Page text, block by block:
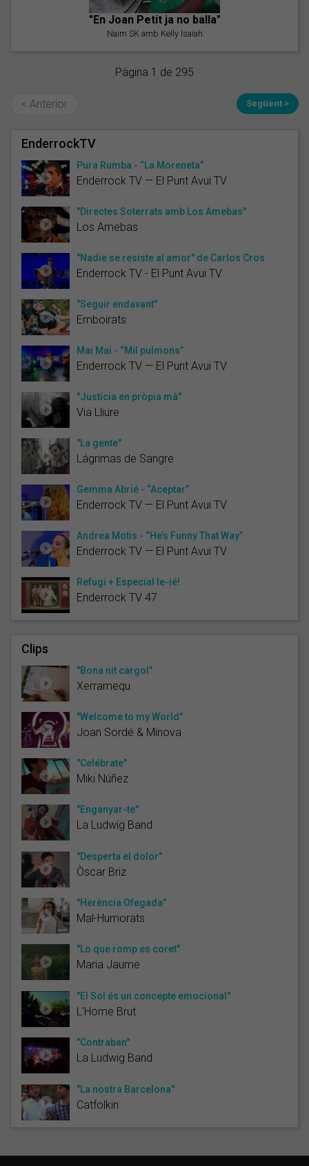
"En Joan Petit ja no balla"
Naim SK amb Kelly Isaiah
Pàgina 1 de 295
< Anterior Següent >
EnderrockTV
Pura Rumba - “La Moreneta”
Enderrock TV — El Punt Avui TV
"Directes Soterrats amb Los Amebas"
Los Amebas
"Nadie se resiste al amor" de Carlos Cros
Enderrock TV - El Punt Avui TV
"Seguir endavant"
Emboirats
Mai Mai - “Mil pulmons”
Enderrock TV — El Punt Avui TV
"Justícia en pròpia mà"
Via Lliure
"La gente"
Lágrimas de Sangre
Gemma Abrié - “Aceptar”
Enderrock TV — El Punt Avui TV
Andrea Motis - “He’s Funny That Way”
Enderrock TV — El Punt Avui TV
Refugi + Especial Ie-ié!
Enderrock TV 47
Clips
"Bona nit cargol"
Xerramequ
"Welcome to my World"
Joan Sordé & Minova
"Celébrate"
Miki Núñez
"Enganyar-te"
La Ludwig Band
"Desperta el dolor"
Òscar Briz
"Herència Ofegada"
Mal-Humorats
"Lo que romp es coret"
Maria Jaume
"El Sol és un concepte emocional"
L'Home Brut
"Contraban"
La Ludwig Band
"La nostra Barcelona"
Catfolkin